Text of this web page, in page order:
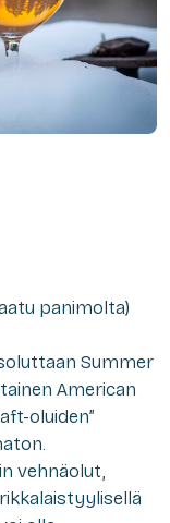
panimolta)
Summer
American
oluiden”
vehnäolut,